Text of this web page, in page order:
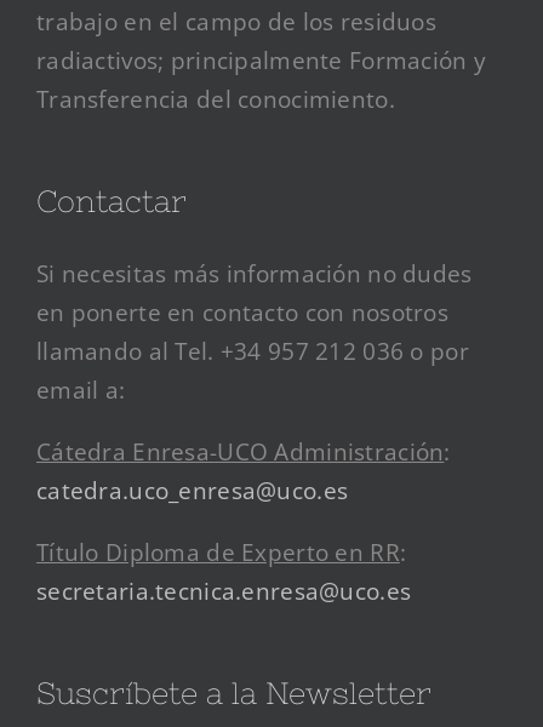
trabajo en el campo de los residuos
radiactivos; principalmente Formación y
Transferencia del conocimiento.
Contactar
Si necesitas más información no dudes
en ponerte en contacto con nosotros
llamando al Tel. +34 957 212 036 o por
email a:
Cátedra Enresa-UCO Administración:
catedra.uco_enresa@uco.es
Título Diploma de Experto en RR:
secretaria.tecnica.enresa@uco.es
Suscríbete a la Newsletter